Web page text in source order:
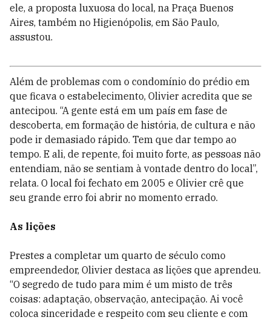
ele, a proposta luxuosa do local, na Praça Buenos
Aires, também no Higienópolis, em São Paulo,
assustou.
Além de problemas com o condomínio do prédio em
que ficava o estabelecimento, Olivier acredita que se
antecipou. “A gente está em um país em fase de
descoberta, em formação de história, de cultura e não
pode ir demasiado rápido. Tem que dar tempo ao
tempo. E ali, de repente, foi muito forte, as pessoas não
entendiam, não se sentiam à vontade dentro do local”,
relata. O local foi fechato em 2005 e Olivier crê que
seu grande erro foi abrir no momento errado.
As lições
Prestes a completar um quarto de século como
empreendedor, Olivier destaca as lições que aprendeu.
“O segredo de tudo para mim é um misto de três
coisas: adaptação, observação, antecipação. Ai você
coloca sinceridade e respeito com seu cliente e com